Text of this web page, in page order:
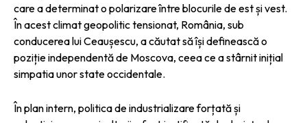
care a determinat o polarizare între blocurile de est și vest.
În acest climat geopolitic tensionat, România, sub
conducerea lui Ceaușescu, a căutat să își definească o
poziție independentă de Moscova, ceea ce a stârnit inițial
simpatia unor state occidentale.
În plan intern, politica de industrializare forțată și